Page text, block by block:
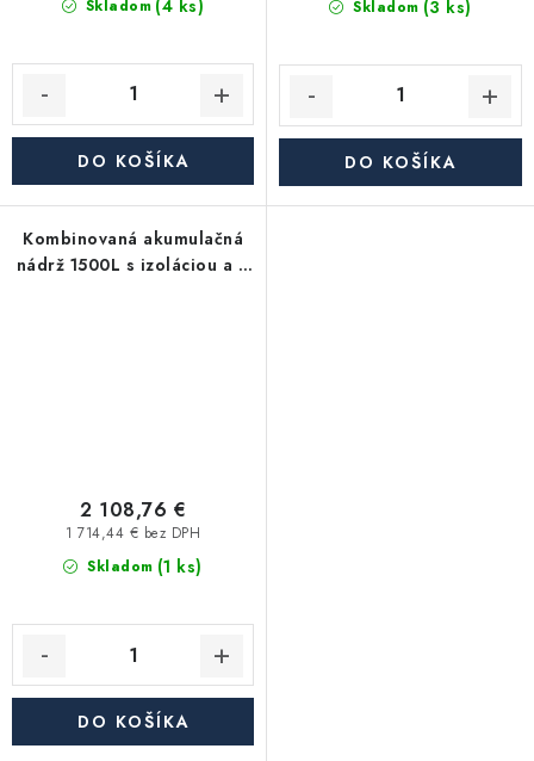
Skladom (4 ks)
DO KOŠÍKA
Skladom (3 ks)
DO KOŠÍKA
Kombinovaná akumulačná
nádrž 1500L s izoláciou a 2
Skladom (1 ks)
1 714,44 € bez DPH
2 108,76 €
DO KOŠÍKA